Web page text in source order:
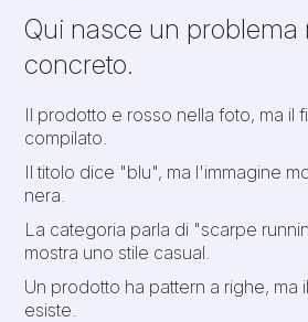
Qui nasce un problema
concreto.
Il prodotto e rosso nella foto, ma il
compilato.
Il titolo dice "blu", ma l'immagine
nera.
La categoria parla di "scarpe
mostra uno stile casual.
Un prodotto ha pattern a righe, ma
esiste.